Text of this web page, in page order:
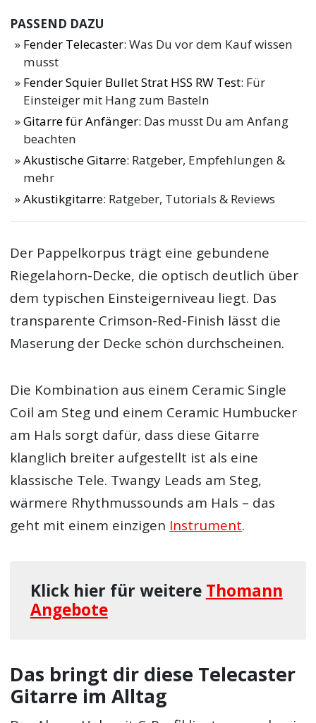
PASSEND DAZU
Fender Telecaster: Was Du vor dem Kauf wissen
musst
Fender Squier Bullet Strat HSS RW Test: Für
Einsteiger mit Hang zum Basteln
Gitarre für Anfänger: Das musst Du am Anfang
beachten
Akustische Gitarre: Ratgeber, Empfehlungen &
mehr
Akustikgitarre: Ratgeber, Tutorials & Reviews
Der Pappelkorpus trägt eine gebundene
Riegelahorn-Decke, die optisch deutlich über
dem typischen Einsteigerniveau liegt. Das
transparente Crimson-Red-Finish lässt die
Maserung der Decke schön durchscheinen.
Die Kombination aus einem Ceramic Single
Coil am Steg und einem Ceramic Humbucker
am Hals sorgt dafür, dass diese Gitarre
klanglich breiter aufgestellt ist als eine
klassische Tele. Twangy Leads am Steg,
wärmere Rhythmussounds am Hals – das
geht mit einem einzigen Instrument.
Klick hier für weitere Thomann
Angebote
Das bringt dir diese Telecaster
Gitarre im Alltag